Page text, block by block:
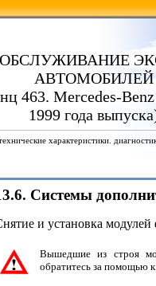
АВТОМОБИЛЕЙ
463. Mercedes-
1999 года
характеристики.
Системы
и установка
Вышедшие из строя
обратитесь за помощью